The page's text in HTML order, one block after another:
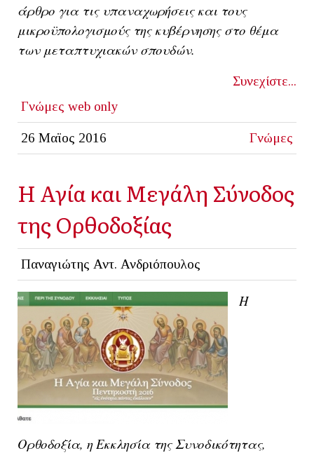
άρθρο για τις υπαναχωρήσεις και τους
μικροϋπολογισμούς της κυβέρνησης στο θέμα
των μεταπτυχιακών σπουδών.
Συνεχίστε...
Γνώμες web only
26 Μαϊος 2016 Γνώμες
Η Αγία και Μεγάλη Σύνοδος
της Ορθοδοξίας
Παναγιώτης Αντ. Ανδριόπουλος
Η
Ορθοδοξία, η Εκκλησία της Συνοδικότητας,